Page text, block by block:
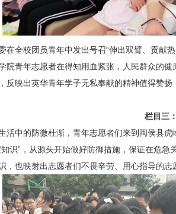
在全校团员青年中发出号召“伸出双臂、贡献
院青年志愿者在得知用血紧张，人民群众的
反映出英华青年学子无私奉献的精神值得赞
栏目三
活中的防微杜渐，青年志愿者们来到闽侯县
知识”，从源头开始做好防御措施，保证在危
，也映射出志愿者们不畏辛劳、用心指导的志